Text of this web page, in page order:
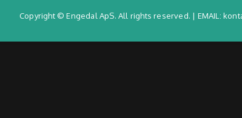
Copyright © Engedal ApS. All rights reserved. | EMAIL: